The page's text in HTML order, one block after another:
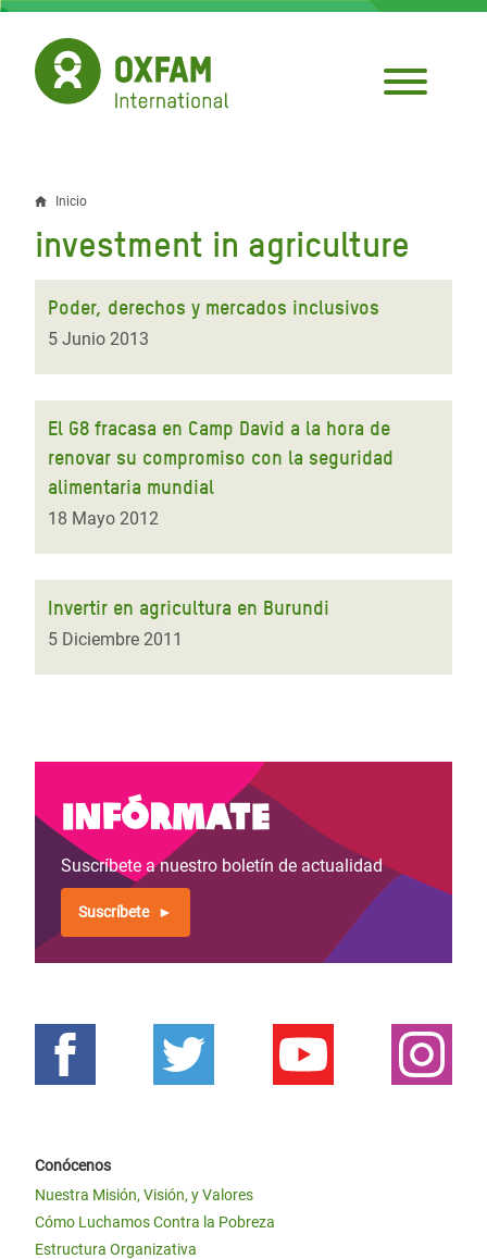
Pasar
contenido
principal
Sobrescribir
enlaces
de
ayuda
a
navegación
Inicio
investment in agriculture
Poder, derechos y mercados inclusivos
5 Junio 2013
El G8 fracasa en Camp David a la hora de
renovar su compromiso con la seguridad
alimentaria mundial
18 Mayo 2012
Invertir en agricultura en Burundi
5 Diciembre 2011
Infórmate
Suscríbete a nuestro boletín de actualidad
Suscríbete
Conócenos
Nuestra Misión, Visión, y Valores
Cómo Luchamos Contra la Pobreza
Estructura Organizativa